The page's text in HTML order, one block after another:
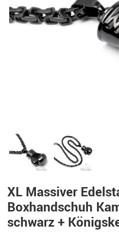
XL Massiver
Boxhandschuh
schwarz +